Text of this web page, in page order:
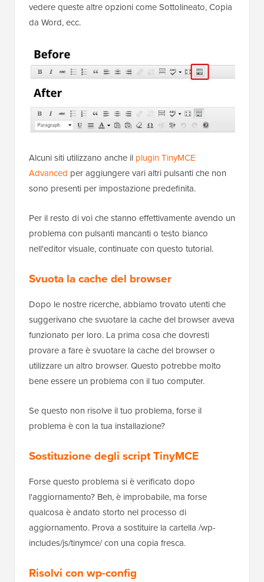
vedere queste altre opzioni come Sottolineato, Copia
da Word, ecc.
Alcuni siti utilizzano anche il plugin TinyMCE
Advanced per aggiungere vari altri pulsanti che non
sono presenti per impostazione predefinita.
Per il resto di voi che stanno effettivamente avendo un
problema con pulsanti mancanti o testo bianco
nell'editor visuale, continuate con questo tutorial.
Svuota la cache del browser
Dopo le nostre ricerche, abbiamo trovato utenti che
suggerivano che svuotare la cache del browser aveva
funzionato per loro. La prima cosa che dovresti
provare a fare è svuotare la cache del browser o
utilizzare un altro browser. Questo potrebbe molto
bene essere un problema con il tuo computer.
Se questo non risolve il tuo problema, forse il
problema è con la tua installazione?
Sostituzione degli script TinyMCE
Forse questo problema si è verificato dopo
l'aggiornamento? Beh, è improbabile, ma forse
qualcosa è andato storto nel processo di
aggiornamento. Prova a sostituire la cartella /wp-
includes/js/tinymce/ con una copia fresca.
Risolvi con wp-config